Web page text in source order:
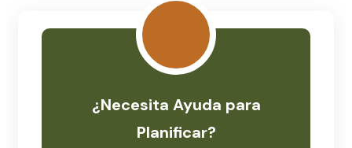
¿Necesita Ayuda para
Planificar?